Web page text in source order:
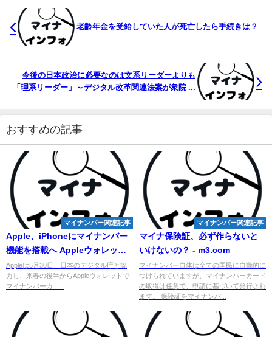
老齢年金を受給していた人が死亡したら手続きは？
今後の日本政治に必要なのは文系リーダーよりも
「理系リーダー」～デジタル改革関連法案が衆院 ...
おすすめの記事
マイナンバー関連記事
Apple、iPhoneにマイナンバー
機能を搭載へ Appleウォレット
の身分証明書機能は米国外で初
Appleは5月30日、日本のデジタル庁と協
力し、来春の後半からAppleウォレットで
マイナンバーカ......
マイナンバー関連記事
マイナ保険証、必ず作らないと
いけないの？ - m3.com
マイナンバー自体は全ての国民に自動的に
つけられていますが、マイナンバーカード
の取得は任意で、申請に基づいて発行され
ます。 保険証をマイナンバ...